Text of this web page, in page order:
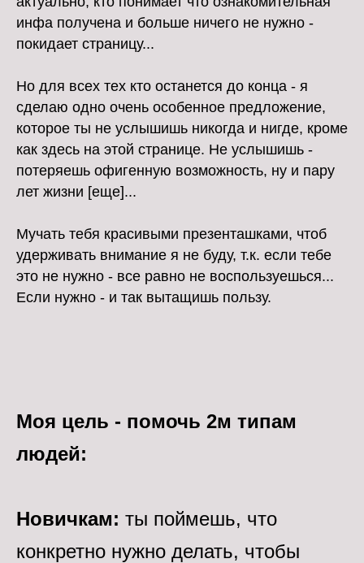
инфа получена и больше ничего не нужно -
покидает страницу...
Но для всех тех кто останется до конца - я
сделаю одно очень особенное предложение,
которое ты не услышишь никогда и нигде, кроме
как здесь на этой странице. Не услышишь -
потеряешь офигенную возможность, ну и пару
лет жизни [еще]...
Мучать тебя красивыми презенташками, чтоб
удерживать внимание я не буду, т.к. если тебе
это не нужно - все равно не воспользуешься...
Если нужно - и так вытащишь пользу.
Моя цель - помочь 2м типам
людей:
Новичкам: ты поймешь, что
конкретно нужно делать, чтобы